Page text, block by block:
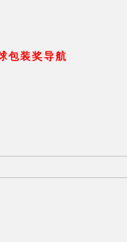
包装奖导航